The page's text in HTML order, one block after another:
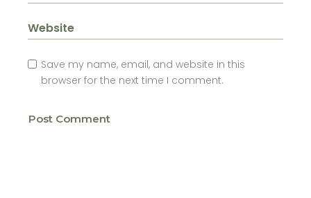
Save my name, email, and website in this
browser for the next time I comment.
Post Comment